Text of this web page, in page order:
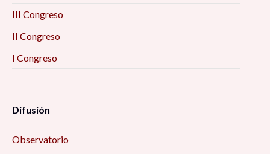
III Congreso
II Congreso
I Congreso
Difusión
Observatorio